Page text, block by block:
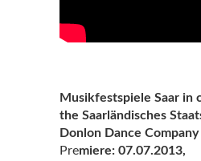
Musikfestspiele Saar in
the Saarländisches
Donlon Dance Company
Premiere: 07.07.2013,